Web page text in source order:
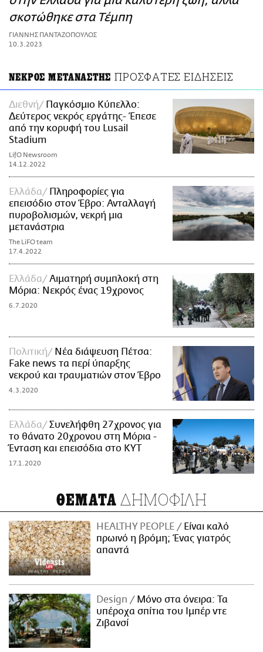
ΑΜΠΑ
PRINT
σκοτώθηκε στα Τέμπη
ΓΙΑΝΝΗΣ ΠΑΝΤΑΖΟΠΟΥΛΟΣ
10.3.2023
ΝΕΚΡΟΣ ΜΕΤΑΝΑΣΤΗΣ ΠΡΟΣΦΑΤΕΣ ΕΙΔΗΣΕΙΣ
Διεθνή
Παγκόσμιο Κύπελλο:
Δεύτερος νεκρός εργάτης- Έπεσε
από την κορυφή του Lusail
Stadium
LifO Newsroom
14.12.2022
Ελλάδα
Πληροφορίες για
επεισόδιο στον Έβρο: Ανταλλαγή
πυροβολισμών, νεκρή μια
μετανάστρια
The LiFO team
17.4.2022
Ελλάδα
Αιματηρή συμπλοκή στη
Μόρια: Νεκρός ένας 19χρονος
6.7.2020
Πολιτική
Νέα διάψευση Πέτσα:
Fake news τα περί ύπαρξης
νεκρού και τραυματιών στον Έβρο
4.3.2020
Ελλάδα
Συνελήφθη 27χρονος για
το θάνατο 20χρονου στη Μόρια -
Ένταση και επεισόδια στο KYT
17.1.2020
ΘΕΜΑΤΑ ΔΗΜΟΦΙΛΗ
HEALTHY PEOPLE
Είναι καλό
πρωινό η βρόμη; Ένας γιατρός
απαντά
Design
Μόνο στα όνειρα: Τα
υπέροχα σπίτια του Ιμπέρ ντε
Ζιβανσί